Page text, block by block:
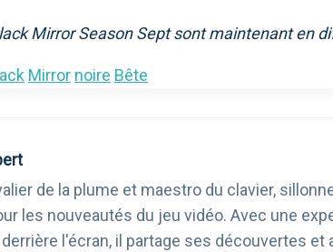
Mirror Season Sept sont maintenant en
Mirror noire Bête
de la plume et maestro du clavier,
les nouveautés du jeu vidéo. Avec une
l'écran, il partage ses découvertes